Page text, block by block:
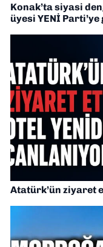
Konak’ta siyasi
üyesi YENİ Parti’ye
Atatürk’ün ziyaret